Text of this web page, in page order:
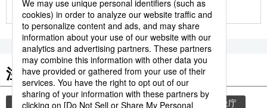
もっと見る
注目のキーワード
共同通信ニュース 和食 気象・災害 気象庁